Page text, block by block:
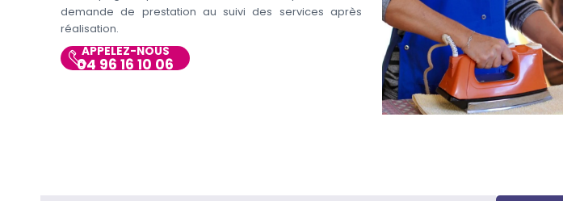
demande de prestation au suivi des services après
réalisation.
APPELEZ-NOUS
04 96 16 10 06